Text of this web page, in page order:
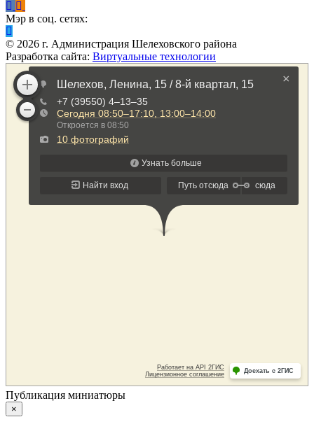
Мэр в соц. сетях:
© 2026 г. Администрация Шелеховского района
Разработка сайта: Виртуальные технологии
Публикация миниатюры
×